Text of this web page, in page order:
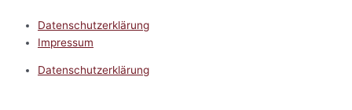
Datenschutzerklärung
Impressum
Datenschutzerklärung